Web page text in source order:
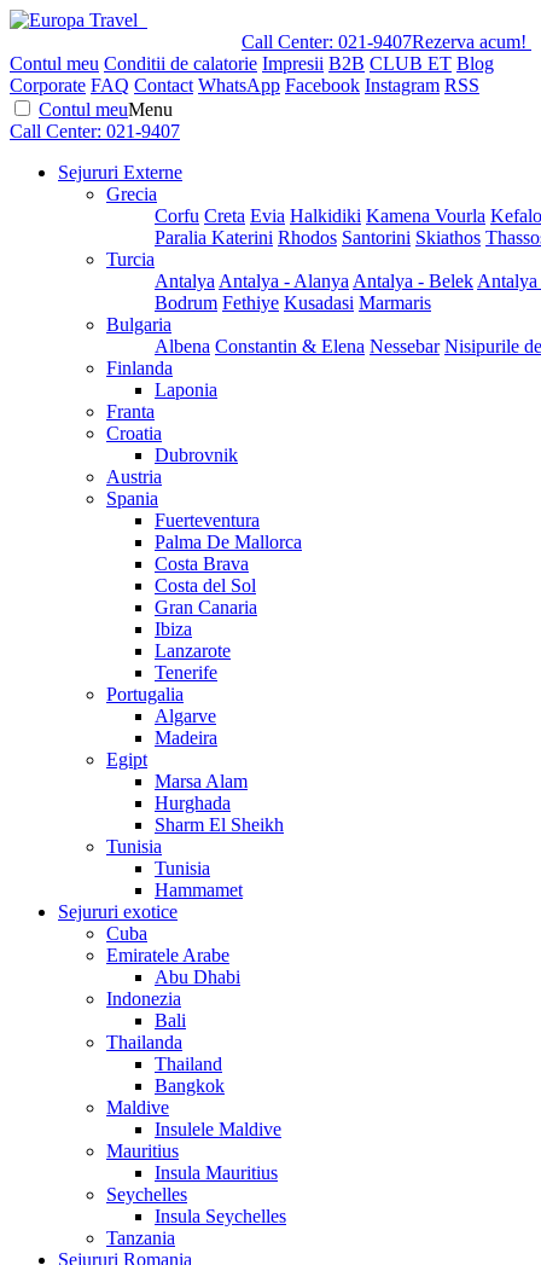
Call Center: 021-9407Rezerva acum!
Contul meu Conditii de calatorie Impresii B2B CLUB ET Blog
Corporate FAQ Contact WhatsApp Facebook Instagram RSS
Contul meuMenu
Call Center: 021-9407
Sejururi Externe
Grecia
Corfu Creta Evia Halkidiki Kamena Vourla
Paralia Katerini Rhodos Santorini Skiathos
Turcia
Antalya Antalya - Alanya Antalya - Belek
Bodrum Fethiye Kusadasi Marmaris
Bulgaria
Albena Constantin & Elena Nessebar Nisipurile
Finlanda
Laponia
Franta
Croatia
Dubrovnik
Austria
Spania
Fuerteventura
Palma De Mallorca
Costa Brava
Costa del Sol
Gran Canaria
Ibiza
Lanzarote
Tenerife
Portugalia
Algarve
Madeira
Egipt
Marsa Alam
Hurghada
Sharm El Sheikh
Tunisia
Tunisia
Hammamet
Sejururi exotice
Cuba
Emiratele Arabe
Abu Dhabi
Indonezia
Bali
Thailanda
Thailand
Bangkok
Maldive
Insulele Maldive
Mauritius
Insula Mauritius
Seychelles
Insula Seychelles
Tanzania
Sejururi Romania